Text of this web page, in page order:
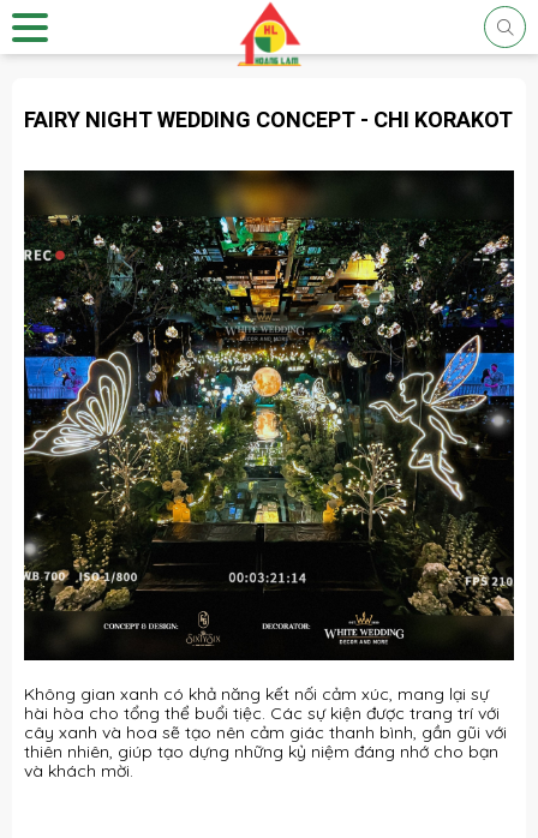
FAIRY NIGHT WEDDING CONCEPT - CHI KORAKOT
Không gian xanh có khả năng kết nối cảm xúc, mang lại sự
hài hòa cho tổng thể buổi tiệc. Các sự kiện được trang trí với
cây xanh và hoa sẽ tạo nên cảm giác thanh bình, gần gũi với
thiên nhiên, giúp tạo dựng những kỷ niệm đáng nhớ cho bạn
và khách mời.